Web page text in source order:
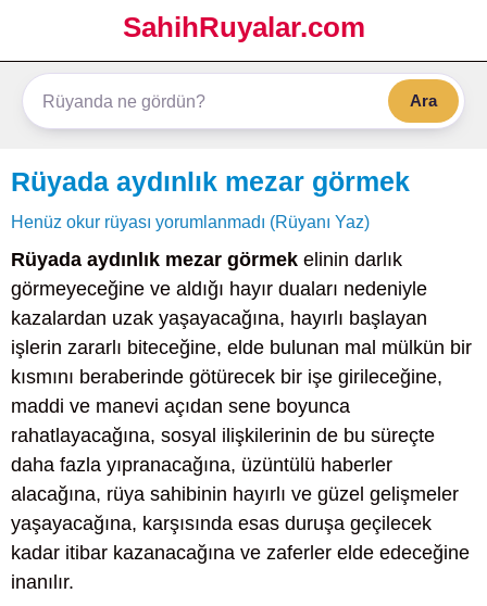
SahihRuyalar.com
Ara
Rüyada aydınlık mezar görmek
Henüz okur rüyası yorumlanmadı (Rüyanı Yaz)
Rüyada aydınlık mezar görmek elinin darlık
görmeyeceğine ve aldığı hayır duaları nedeniyle
kazalardan uzak yaşayacağına, hayırlı başlayan
işlerin zararlı biteceğine, elde bulunan mal mülkün bir
kısmını beraberinde götürecek bir işe girileceğine,
maddi ve manevi açıdan sene boyunca
rahatlayacağına, sosyal ilişkilerinin de bu süreçte
daha fazla yıpranacağına, üzüntülü haberler
alacağına, rüya sahibinin hayırlı ve güzel gelişmeler
yaşayacağına, karşısında esas duruşa geçilecek
kadar itibar kazanacağına ve zaferler elde edeceğine
inanılır.